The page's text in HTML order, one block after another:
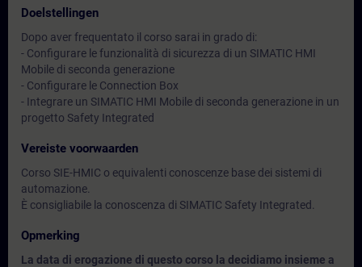
Doelstellingen
Dopo aver frequentato il corso sarai in grado di:
- Configurare le funzionalità di sicurezza di un SIMATIC HMI
Mobile di seconda generazione
- Configurare le Connection Box
- Integrare un SIMATIC HMI Mobile di seconda generazione in un
progetto Safety Integrated
Vereiste voorwaarden
Corso SIE-HMIC o equivalenti conoscenze base dei sistemi di
automazione.
È consigliabile la conoscenza di SIMATIC Safety Integrated.
Opmerking
La data di erogazione di questo corso la decidiamo insieme a